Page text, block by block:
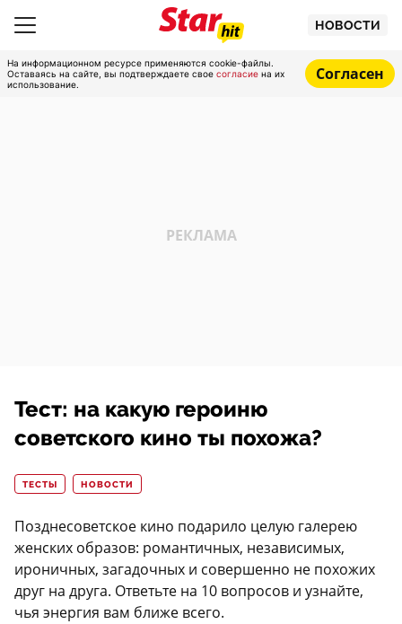
НОВОСТИ
На информационном ресурсе применяются cookie-файлы.
Оставаясь на сайте, вы подтверждаете свое согласие на их
использование.
Согласен
Тест: на какую героиню
советского кино ты похожа?
ТЕСТЫ НОВОСТИ
Позднесоветское кино подарило целую галерею
женских образов: романтичных, независимых,
ироничных, загадочных и совершенно не похожих
друг на друга. Ответьте на 10 вопросов и узнайте,
чья энергия вам ближе всего.